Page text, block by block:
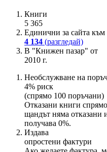
Книги
5 365
Единични за сайта към
4 134 (разгледай)
В "Книжен пазар" от
2010 г.
Необслужване на
4% риск
(спрямо 100 поръчани)
Отказани книги
щандът няма отказани
получава 0%.
Издава
опростени фактури